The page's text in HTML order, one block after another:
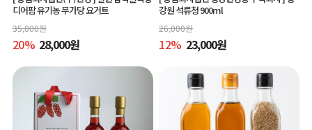
디어팜 유기농 무가당 요거트
35,000원
20% 28,000원
강원 석류청 900ml
26,000원
12% 23,000원